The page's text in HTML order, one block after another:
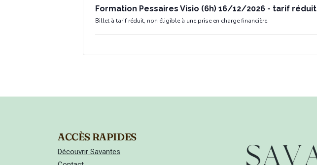
Formation Pessaires Visio (6h) 16/12/2026 - tarif réduit
Billet à tarif réduit, non éligible à une prise en charge financière
ACCÈS RAPIDES
Découvrir Savantes